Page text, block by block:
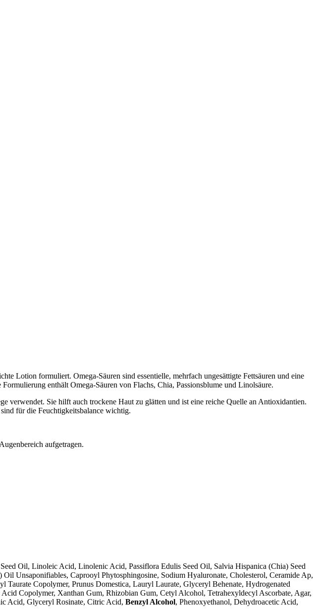
Lotion formuliert. Omega-Säuren sind essentielle, mehrfach ungesättigte Fettsäuren und eine
enthält Omega-Säuren von Flachs, Chia, Passionsblume und Linolsäure.
verwendet. Sie hilft auch trockene Haut zu glätten und ist eine reiche Quelle an Antioxidantien.
für die Feuchtigkeitsbalance wichtig.
aufgetragen.
Oil, Linoleic Acid, Linolenic Acid, Passiflora Edulis Seed Oil, Salvia Hispanica (Chia) Seed
Unsaponifiables, Caprooyl Phytosphingosine, Sodium Hyaluronate, Cholesterol, Ceramide Ap,
Copolymer, Prunus Domestica, Lauryl Laurate, Glyceryl Behenate, Hydrogenated
Copolymer, Xanthan Gum, Rhizobian Gum, Cetyl Alcohol, Tetrahexyldecyl Ascorbate, Agar,
Acid, Glyceryl Rosinate, Citric Acid, Benzyl Alcohol, Phenoxyethanol, Dehydroacetic Acid,